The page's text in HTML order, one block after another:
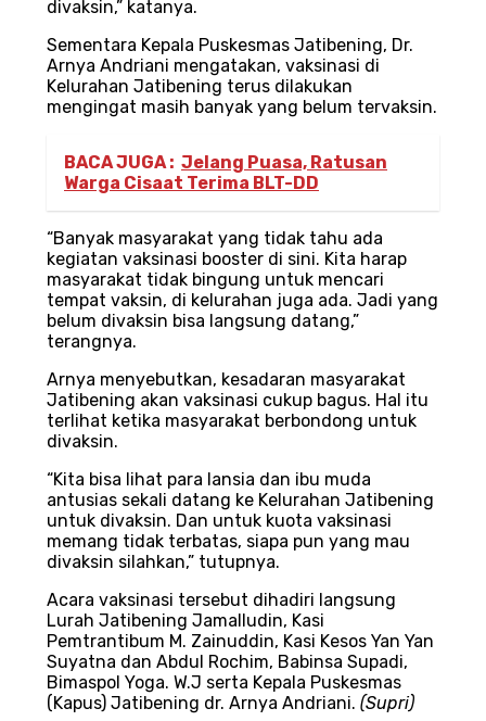
divaksin,” katanya.
Sementara Kepala Puskesmas Jatibening, Dr.
Arnya Andriani mengatakan, vaksinasi di
Kelurahan Jatibening terus dilakukan
mengingat masih banyak yang belum tervaksin.
BACA JUGA : Jelang Puasa, Ratusan
Warga Cisaat Terima BLT-DD
“Banyak masyarakat yang tidak tahu ada
kegiatan vaksinasi booster di sini. Kita harap
masyarakat tidak bingung untuk mencari
tempat vaksin, di kelurahan juga ada. Jadi yang
belum divaksin bisa langsung datang,”
terangnya.
Arnya menyebutkan, kesadaran masyarakat
Jatibening akan vaksinasi cukup bagus. Hal itu
terlihat ketika masyarakat berbondong untuk
divaksin.
“Kita bisa lihat para lansia dan ibu muda
antusias sekali datang ke Kelurahan Jatibening
untuk divaksin. Dan untuk kuota vaksinasi
memang tidak terbatas, siapa pun yang mau
divaksin silahkan,” tutupnya.
Acara vaksinasi tersebut dihadiri langsung
Lurah Jatibening Jamalludin, Kasi
Pemtrantibum M. Zainuddin, Kasi Kesos Yan Yan
Suyatna dan Abdul Rochim, Babinsa Supadi,
Bimaspol Yoga. W.J serta Kepala Puskesmas
(Kapus) Jatibening dr. Arnya Andriani. (Supri)